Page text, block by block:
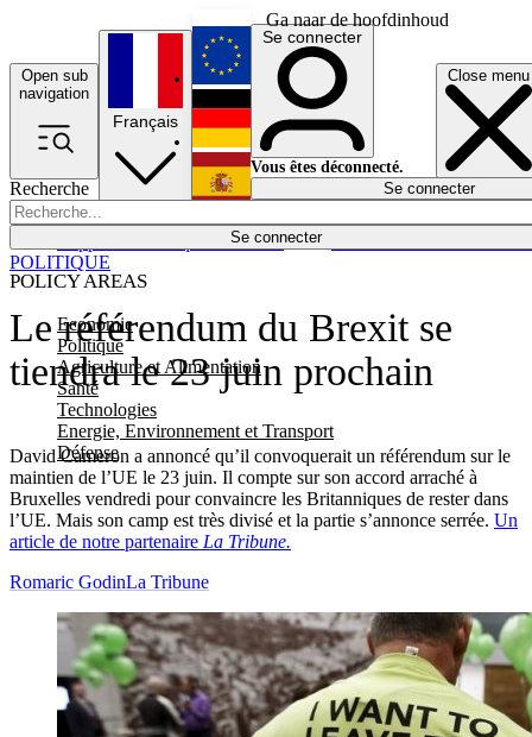
Ga naar de hoofdinhoud
Open sub
navigation
Close menu
Recherche
Se connecter
POLICY AREAS
Economie
Politique
Agriculture et Alimentation
Santé
Technologies
Energie, Environnement et Transport
Défense
Économie
Français
English
Deutsch
Español
Se connecter
Vous êtes déconnecté.
Se connecter
Le référendum du Brexit se
tiendra le 23 juin prochain
David Cameron a annoncé qu’il convoquerait un référendum sur le
maintien de l’UE le 23 juin. Il compte sur son accord arraché à
Bruxelles vendredi pour convaincre les Britanniques de rester dans
l’UE. Mais son camp est très divisé et la partie s’annonce serrée. Un
article de notre partenaire La Tribune.
POLITIQUE
Romaric GodinLa Tribune